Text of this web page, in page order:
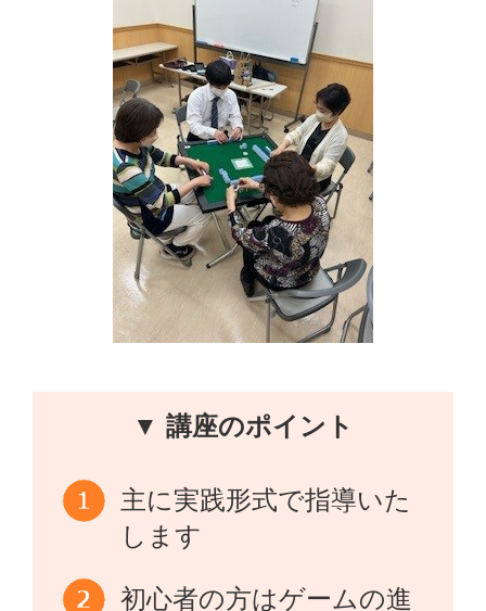
▼ 講座のポイント
主に実践形式で指導いた
します
初心者の方はゲームの進